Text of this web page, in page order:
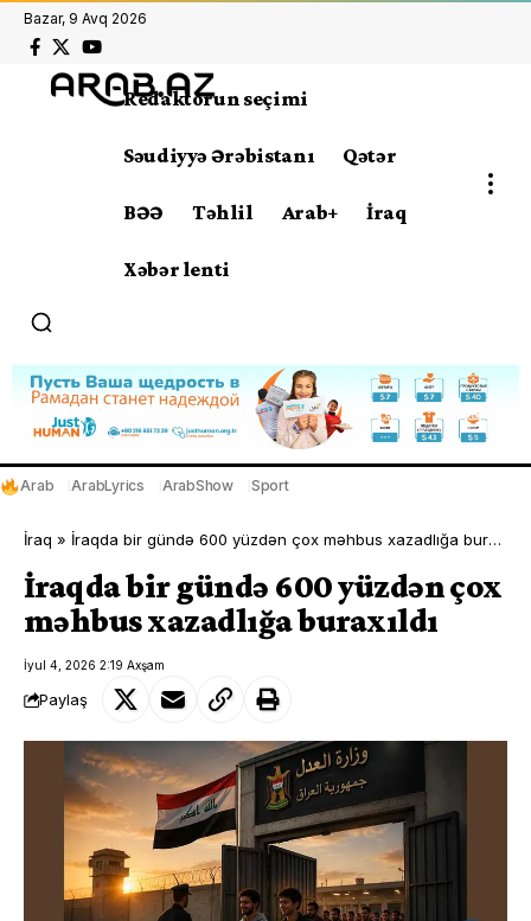
Bazar, 9 Avq 2026
Redaktorun seçimi
Səudiyyə Ərəbistanı Qətər
BƏƏ Təhlil Arab+ İraq
Xəbər lenti
Arab ArabLyrics ArabShow Sport
İraq » İraqda bir gündə 600 yüzdən çox məhbus xazadlığa buraxıldı
İraqda bir gündə 600 yüzdən çox
məhbus xazadlığa buraxıldı
İyul 4, 2026 2:19 Axşam
Paylaş